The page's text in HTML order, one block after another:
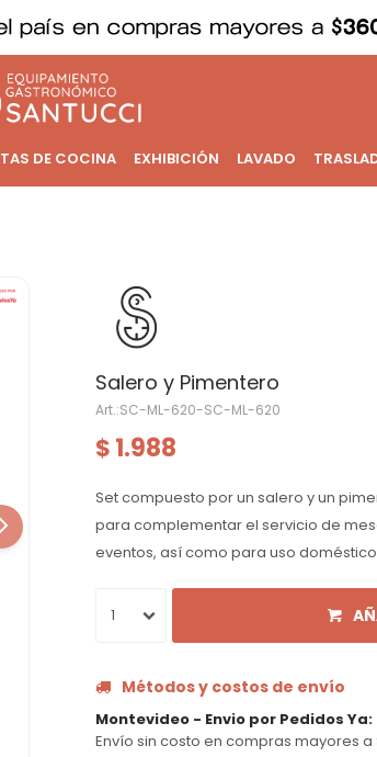
DE COCINA EXHIBICIÓN LAVADO
Salero y Pimentero
SC-ML-620-SC-ML-620
$ 1.988
Set compuesto por un salero y un
para complementar el servicio de
eventos, así como para uso
1
Métodos y costos de envío
Montevideo - Envio por Pedidos Ya:
Envío sin costo en compras mayores a